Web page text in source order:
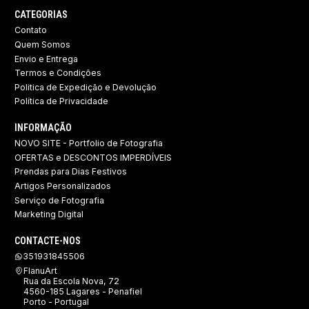
CATEGORIAS
Contato
Quem Somos
Envio e Entrega
Termos e Condições
Politica de Expedição e Devolução ​
Política de Privacidade
INFORMAÇÃO
NOVO SITE - Portfolio de Fotografia
OFERTAS e DESCONTOS IMPERDÍVEIS
Prendas para Dias Festivos
Artigos Personalizados
Serviço de Fotografia
Marketing Digital
CONTACTE-NOS
351931845506
FlanuArt
Rua da Escola Nova, 72
4560-185 Lagares - Penafiel
Porto - Portugal